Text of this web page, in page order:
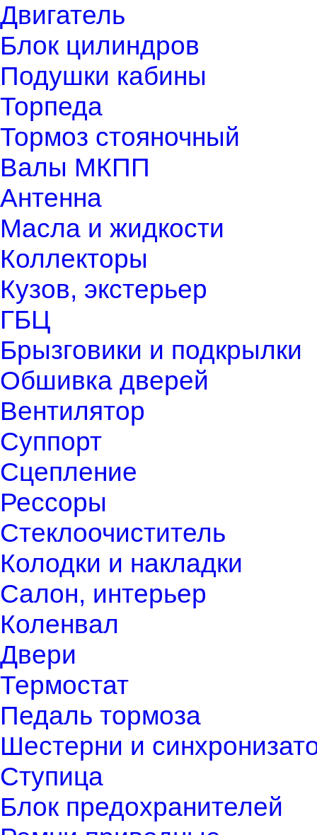
Двигатель
Блок цилиндров
Подушки кабины
Торпеда
Тормоз стояночный
Валы МКПП
Антенна
Масла и жидкости
Коллекторы
Кузов, экстерьер
ГБЦ
Брызговики и подкрылки
Обшивка дверей
Вентилятор
Суппорт
Сцепление
Рессоры
Стеклоочиститель
Колодки и накладки
Салон, интерьер
Коленвал
Двери
Термостат
Педаль тормоза
Шестерни и
Ступица
Блок предохранителей